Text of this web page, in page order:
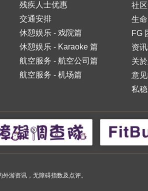
残疾人士优惠
交通安排
休憩娱乐 - 戏院篇
休憩娱乐 - Karaoke 篇
航空服务 - 航空公司篇
航空服务 - 机场篇
社
生
FG
资
关
意
私
游资讯，无障碍指数及点评。